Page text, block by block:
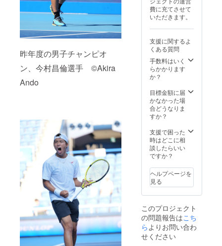
昨年度の男子チャンピオ
ン、今村昌倫選手 ©Akira
Ando
がある
2025年
12月の
日付と
す。発
送時期
は2026
年1月を
予定し
す。
が必要
となり
ます。
※このプ
クト
は、ご
寄附の
額にか
かわら
べて同
じリ
ターン
となり
※寄附金
領収書
は日付
はJTA
がある
2025年
12月の
日付と
す。発
送時期
は2026
年1月を
予定し
載をお
願いい
たしま
す。 ※
ただい
た情報
は、上
記以外
の目的
用いた
しませ
ん。 ※
ご支援
途、シ
ステム
利用料
（228円
22円）
が必要
となり
ます。
ロジェ
クト
は、ご
寄附の
額にか
費に充てさせて
いただきます。
支援に関するよ
くある質問
手数料はいく
らかかります
か？
目標金額に届
かなかった場
合どうなりま
すか？
支援で困った
時はどこに相
談したらいい
ですか？
ヘルプページを
見る
このプロジェクト
の問題報告はこち
らよりお問い合わ
せください